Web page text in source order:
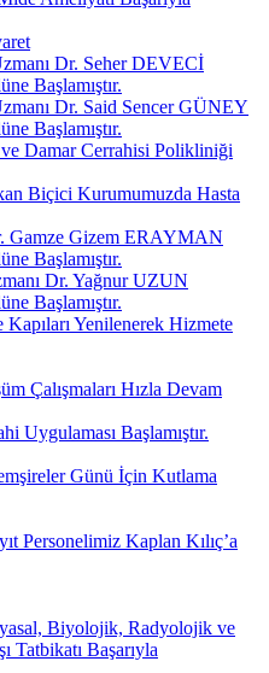
Dr. Seher DEVECİ
Başlamıştır.
Dr. Said Sencer GÜNEY
Başlamıştır.
Damar Cerrahisi Polikliniği
Biçici Kurumumuzda Hasta
Gamze Gizem ERAYMAN
Başlamıştır.
Dr. Yağnur UZUN
Başlamıştır.
Yenilenerek Hizmete
Çalışmaları Hızla Devam
Uygulaması Başlamıştır.
Günü İçin Kutlama
Personelimiz Kaplan Kılıç’a
Biyolojik, Radyolojik ve
Tatbikatı Başarıyla